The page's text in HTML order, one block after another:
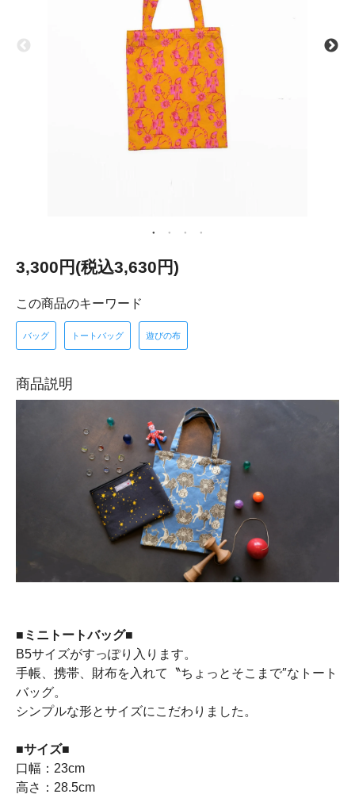
3,300円(税込3,630円)
この商品のキーワード
バッグ トートバッグ 遊びの布
商品説明
■ミニトートバッグ■
B5サイズがすっぽり入ります。
手帳、携帯、財布を入れて〝ちょっとそこまで″なトート
バッグ。
シンプルな形とサイズにこだわりました。
■サイズ■
口幅：23cm
高さ：28.5cm